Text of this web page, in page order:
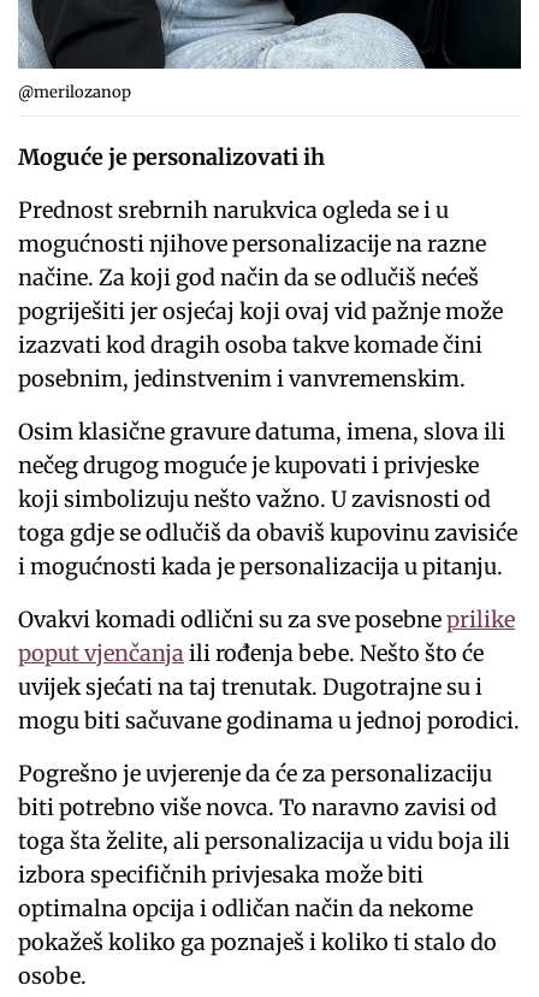
@merilozanop
Moguće je personalizovati ih
Prednost srebrnih narukvica ogleda se i u
mogućnosti njihove personalizacije na razne
načine. Za koji god način da se odlučiš nećeš
pogriješiti jer osjećaj koji ovaj vid pažnje može
izazvati kod dragih osoba takve komade čini
posebnim, jedinstvenim i vanvremenskim.
Osim klasične gravure datuma, imena, slova ili
nečeg drugog moguće je kupovati i privjeske
koji simbolizuju nešto važno. U zavisnosti od
toga gdje se odlučiš da obaviš kupovinu zavisiće
i mogućnosti kada je personalizacija u pitanju.
Ovakvi komadi odlični su za sve posebneprilike
poput vjenčanjaili rođenja bebe. Nešto što će
uvijek sjećati na taj trenutak. Dugotrajne su i
mogu biti sačuvane godinama u jednoj porodici.
Pogrešno je uvjerenje da će za personalizaciju
biti potrebno više novca. To naravno zavisi od
toga šta želite, ali personalizacija u vidu boja ili
izbora specifičnih privjesaka može biti
optimalna opcija i odličan način da nekome
pokažeš koliko ga poznaješ i koliko ti stalo do
osobe.